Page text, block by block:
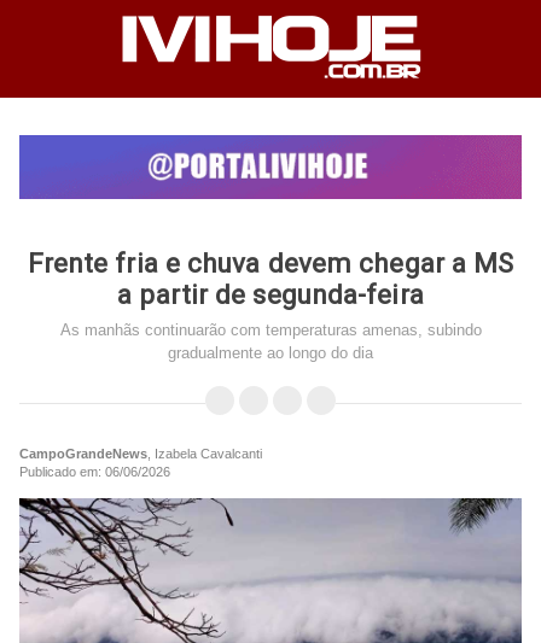
Frente fria e chuva devem chegar a MS
a partir de segunda-feira
As manhãs continuarão com temperaturas amenas, subindo
gradualmente ao longo do dia
CampoGrandeNews , Izabela Cavalcanti
Publicado em: 06/06/2026